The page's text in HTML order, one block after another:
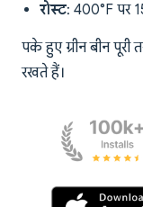
रोस्ट: 400°F पर
पके हुए ग्रीन बीन पूरी
रखते हैं।